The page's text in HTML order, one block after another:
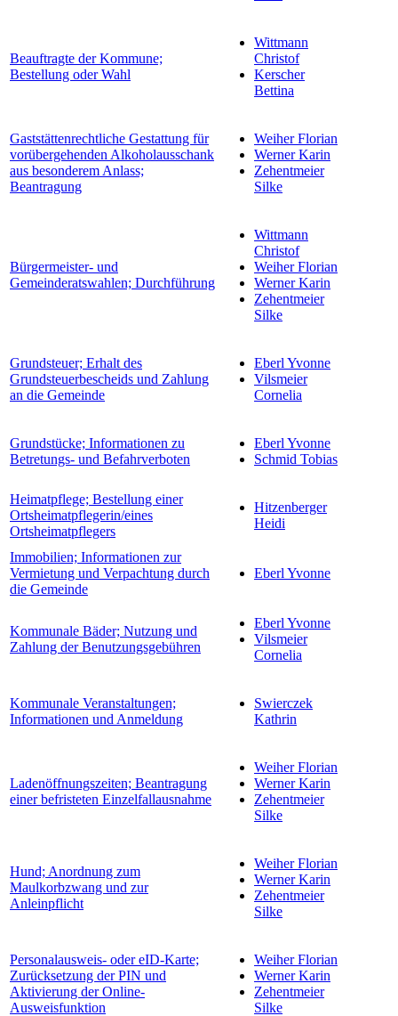
Beauftragte der Kommune;
Bestellung oder Wahl
Wittmann
Christof
Kerscher
Bettina
Gaststättenrechtliche Gestattung für
vorübergehenden Alkoholausschank
aus besonderem Anlass;
Beantragung
Weiher Florian
Werner Karin
Zehentmeier
Silke
Bürgermeister- und
Gemeinderatswahlen; Durchführung
Wittmann
Christof
Weiher Florian
Werner Karin
Zehentmeier
Silke
Grundsteuer; Erhalt des
Grundsteuerbescheids und Zahlung
an die Gemeinde
Eberl Yvonne
Vilsmeier
Cornelia
Grundstücke; Informationen zu
Betretungs- und Befahrverboten
Eberl Yvonne
Schmid Tobias
Heimatpflege; Bestellung einer
Ortsheimatpflegerin/eines
Ortsheimatpflegers
Hitzenberger
Heidi
Immobilien; Informationen zur
Vermietung und Verpachtung durch
die Gemeinde
Eberl Yvonne
Kommunale Bäder; Nutzung und
Zahlung der Benutzungsgebühren
Eberl Yvonne
Vilsmeier
Cornelia
Kommunale Veranstaltungen;
Informationen und Anmeldung
Swierczek
Kathrin
Ladenöffnungszeiten; Beantragung
einer befristeten Einzelfallausnahme
Weiher Florian
Werner Karin
Zehentmeier
Silke
Hund; Anordnung zum
Maulkorbzwang und zur
Anleinpflicht
Weiher Florian
Werner Karin
Zehentmeier
Silke
Personalausweis- oder eID-Karte;
Zurücksetzung der PIN und
Aktivierung der Online-
Ausweisfunktion
Weiher Florian
Werner Karin
Zehentmeier
Silke